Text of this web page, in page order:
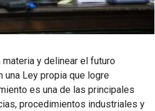
y delinear el futuro
una Ley propia que logre
es una de las principales
procedimientos industriales y